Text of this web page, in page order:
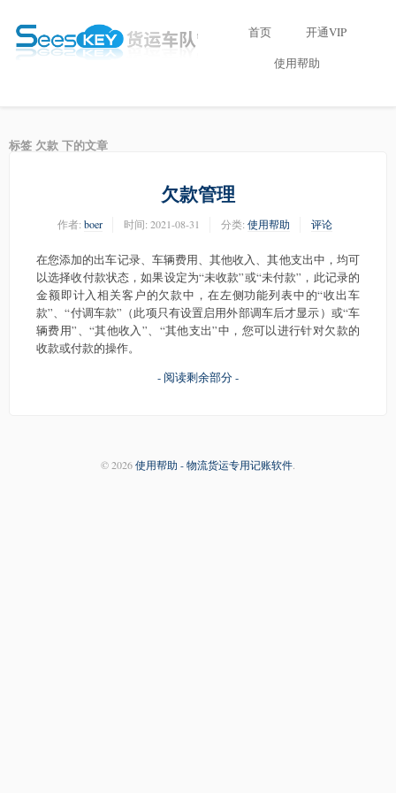
首页
开通VIP
使用帮助
标签 欠款 下的文章
欠款管理
作者: boer 时间: 2021-08-31 分类: 使用帮助 评论
在您添加的出车记录、车辆费用、其他收入、其他支出中，均可
以选择收付款状态，如果设定为“未收款”或“未付款”，此记录的
金额即计入相关客户的欠款中，在左侧功能列表中的“收出车
款”、“付调车款”（此项只有设置启用外部调车后才显示）或“车
辆费用”、“其他收入”、“其他支出”中，您可以进行针对欠款的
收款或付款的操作。
- 阅读剩余部分 -
© 2026使用帮助 - 物流货运专用记账软件.